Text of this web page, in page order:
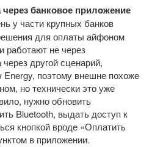
через банковое приложение
у части крупных банков
для оплаты айфоном
работают не через
другой сценарий,
Energy, поэтому внешне похоже
но технически это уже
нужно обновить
Bluetooth, выдать доступ к
кнопкой вроде «Оплатить
в приложении.